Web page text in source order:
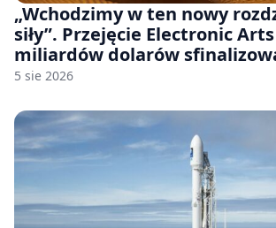
„Wchodzimy w ten nowy
siły”. Przejęcie Electronic
miliardów dolarów
5 sie 2026